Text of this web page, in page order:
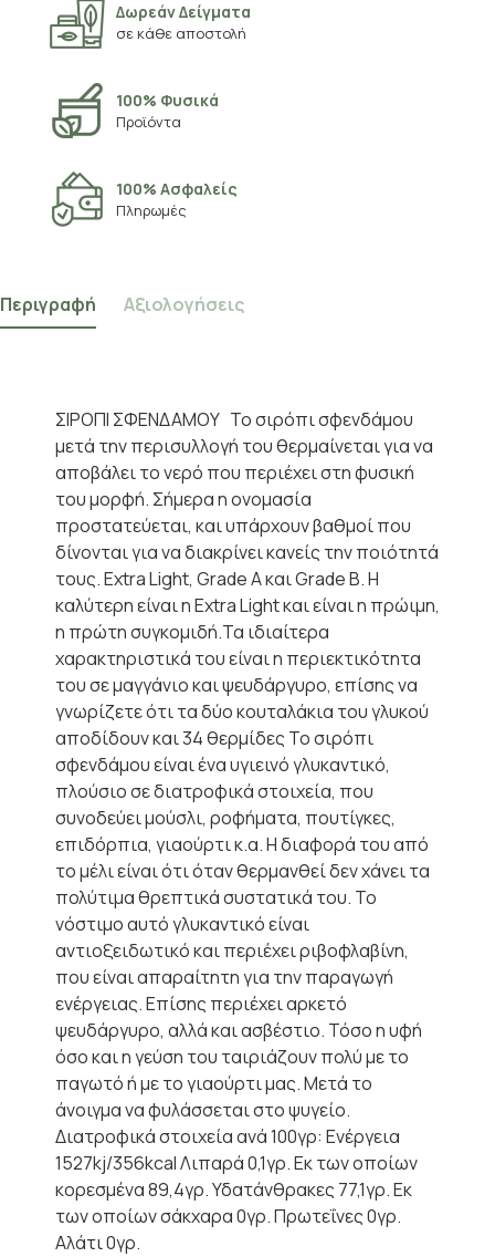
Δωρεάν Δείγματα
σε κάθε αποστολή
100% Φυσικά
Προϊόντα
100% Ασφαλείς
Πληρωμές
Περιγραφή Αξιολογήσεις
ΣΙΡΟΠΙ ΣΦΕΝΔΑΜΟΥ Το σιρόπι σφενδάμου
μετά την περισυλλογή του θερμαίνεται για να
αποβάλει το νερό που περιέχει στη φυσική
του μορφή. Σήμερα η ονομασία
προστατεύεται, και υπάρχουν βαθμοί που
δίνονται για να διακρίνει κανείς την ποιότητά
τους. Extra Light, Grade A και Grade Β. Η
καλύτερη είναι η Εxtra Light και είναι η πρώιμη,
η πρώτη συγκομιδή.Τα ιδιαίτερα
χαρακτηριστικά του είναι η περιεκτικότητα
του σε μαγγάνιο και ψευδάργυρο, επίσης να
γνωρίζετε ότι τα δύο κουταλάκια του γλυκού
αποδίδουν και 34 θερμίδες Το σιρόπι
σφενδάμου είναι ένα υγιεινό γλυκαντικό,
πλούσιο σε διατροφικά στοιχεία, που
συνοδεύει μούσλι, ροφήματα, πουτίγκες,
επιδόρπια, γιαούρτι κ.α. Η διαφορά του από
το μέλι είναι ότι όταν θερμανθεί δεν χάνει τα
πολύτιμα θρεπτικά συστατικά του. Το
νόστιμο αυτό γλυκαντικό είναι
αντιοξειδωτικό και περιέχει ριβοφλαβίνη,
που είναι απαραίτητη για την παραγωγή
ενέργειας. Επίσης περιέχει αρκετό
ψευδάργυρο, αλλά και ασβέστιο. Τόσο η υφή
όσο και η γεύση του ταιριάζουν πολύ με το
παγωτό ή με το γιαούρτι μας. Μετά το
άνοιγμα να φυλάσσεται στο ψυγείο.
Διατροφικά στοιχεία ανά 100γρ: Ενέργεια
1527kj/356kcal Λιπαρά 0,1γρ. Εκ των οποίων
κορεσμένα 89,4γρ. Υδατάνθρακες 77,1γρ. Εκ
των οποίων σάκχαρα 0γρ. Πρωτεΐνες 0γρ.
Αλάτι 0γρ.